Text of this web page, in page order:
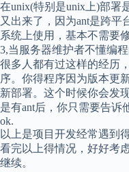
在unix(特别是unix上)部署
又出来了，因为ant是跨平
系统上使用，基本不需要修
3,当服务器维护者不懂编
很多人都有过这样的经历
序。你得程序因为版本更
新部署。这个时候你会发
是有ant后，你只需要告诉
ok.
以上是项目开发经常遇到
看完以上得情况，好好考
继续。